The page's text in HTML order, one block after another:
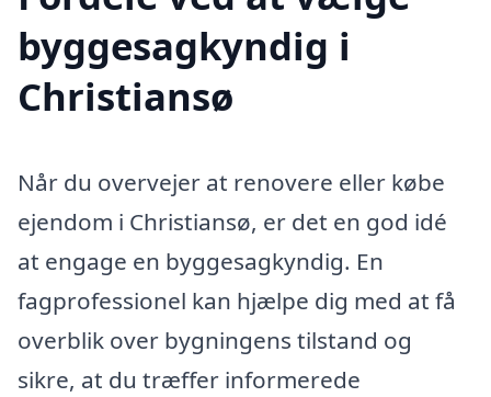
byggesagkyndig i
Christiansø
Når du overvejer at renovere eller købe
ejendom i Christiansø, er det en god idé
at engage en byggesagkyndig. En
fagprofessionel kan hjælpe dig med at få
overblik over bygningens tilstand og
sikre, at du træffer informerede